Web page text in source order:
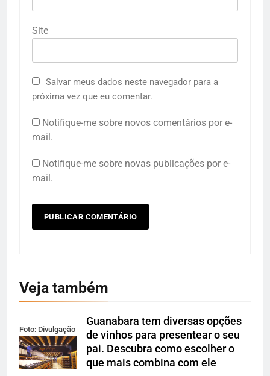
Site
Salvar meus dados neste navegador para a
próxima vez que eu comentar.
Notifique-me sobre novos comentários por e-
mail.
Notifique-me sobre novas publicações por e-
mail.
Veja também
Foto: Divulgação
Guanabara tem diversas opções
de vinhos para presentear o seu
pai. Descubra como escolher o
que mais combina com ele